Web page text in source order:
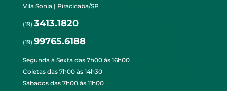
Vila Sonia | Piracicaba/SP
(19) 3413.1820
(19) 99765.6188
Segunda à Sexta das 7h00 às 16h00
Coletas das 7h00 às 14h30
Sábados das 7h00 às 11h00